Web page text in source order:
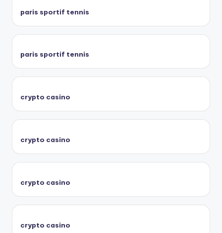
paris sportif tennis
paris sportif tennis
crypto casino
crypto casino
crypto casino
crypto casino